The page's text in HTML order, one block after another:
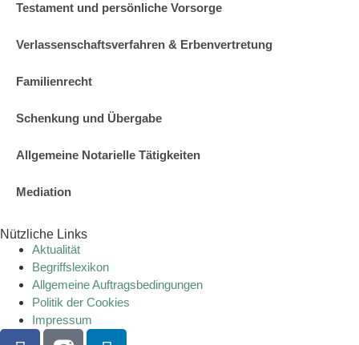
Testament und persönliche Vorsorge
Verlassenschaftsverfahren & Erbenvertretung
Familienrecht
Schenkung und Übergabe
Allgemeine Notarielle Tätigkeiten
Mediation
Nützliche Links
Aktualität
Begriffslexikon
Allgemeine Auftragsbedingungen
Politik der Cookies
Impressum